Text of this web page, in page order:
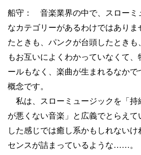
船守： 音楽業界の中で、スローミ
なカテゴリーがあるわけではあり
たときも、パンクが台頭したとき
もお互いによくわかっていなくて
ールもなく、楽曲が生まれるなかで
概念です。
私は、スローミュージックを「持
が悪くない音楽」と広義でとらえて
した感じでは癒し系かもしれない
センスが詰まっているような……。